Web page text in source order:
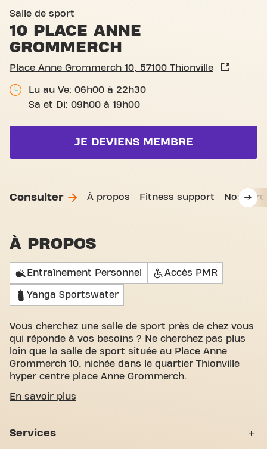
Salle de sport
10 PLACE ANNE
GROMMERCH
Place Anne Grommerch 10, 57100 Thionville
Lu au Ve: 06h00 à 22h30
Sa et Di: 09h00 à 19h00
JE DEVIENS MEMBRE
Consulter À propos Fitness support Nous
À PROPOS
Entraînement Personnel Accès PMR
Yanga Sportswater
Vous cherchez une salle de sport près de chez vous
qui réponde à vos besoins ? Ne cherchez pas plus
loin que la salle de sport située au Place Anne
Grommerch 10, nichée dans le quartier Thionville
hyper centre place Anne Grommerch.
Nous comprenons à quel point il est important de
d'entraînement spacieuses et accueillantes et des
En savoir plus
Services